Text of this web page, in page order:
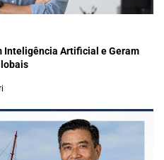
Inteligência Artificial e Geram